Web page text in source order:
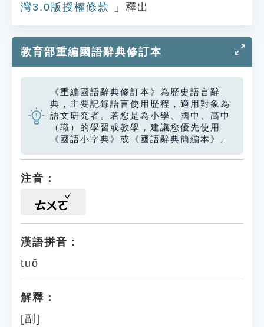
灣3.0版授權條款
」釋出
教育部重編國語辭典修訂本
《重編國語辭典修訂本》為歷史語言辭
典，主要記錄語言使用歷程，適用對象為
語文研究者。若您是為小學、國中、高中
（職）的學習或教學，建議您優先使用
《國語小字典》或《國語辭典簡編本》。
注音：
ㄊㄨㄛ
漢語拼音：
tuǒ
解釋：
[副]